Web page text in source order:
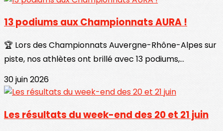
13 podiums aux Championnats AURA !
🏆 Lors des Championnats Auvergne-Rhône-Alpes sur
piste, nos athlètes ont brillé avec 13 podiums,...
30 juin 2026
Les résultats du week-end des 20 et 21 juin